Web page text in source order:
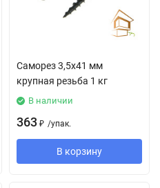
Саморез 3,5х41 мм
крупная резьба 1 кг
В наличии
363 ₽ /упак.
В корзину